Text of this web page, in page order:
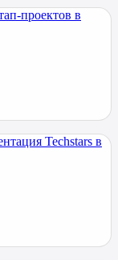
проектов в
Techstars в